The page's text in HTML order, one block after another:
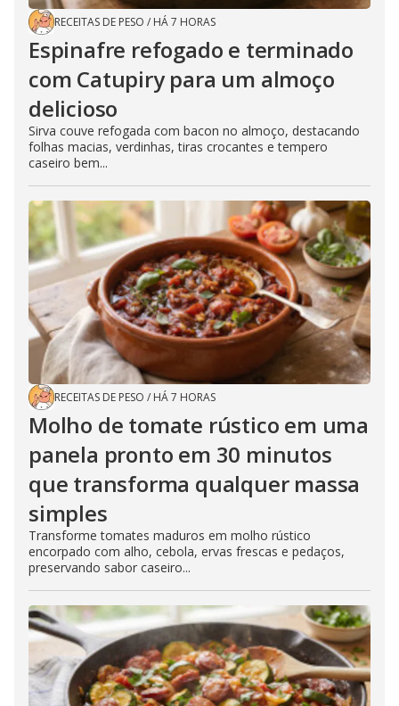
RECEITAS DE PESO / HÁ 7 HORAS
Espinafre refogado e terminado
com Catupiry para um almoço
delicioso
Sirva couve refogada com bacon no almoço, destacando
folhas macias, verdinhas, tiras crocantes e tempero
caseiro bem...
RECEITAS DE PESO / HÁ 7 HORAS
Molho de tomate rústico em uma
panela pronto em 30 minutos
que transforma qualquer massa
simples
Transforme tomates maduros em molho rústico
encorpado com alho, cebola, ervas frescas e pedaços,
preservando sabor caseiro...